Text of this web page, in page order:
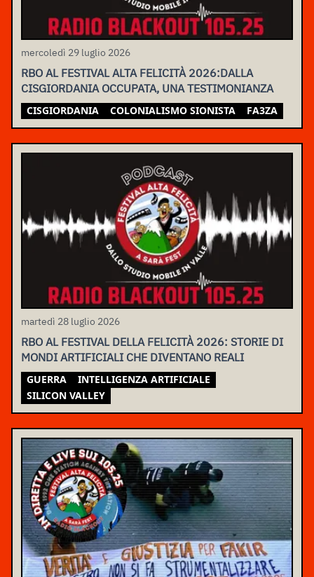
mercoledì 29 luglio 2026
RBO AL FESTIVAL ALTA FELICITÀ 2026:DALLA
CISGIORDANIA OCCUPATA, UNA TESTIMONIANZA
CISGIORDANIA COLONIALISMO SIONISTA FA3ZA
martedì 28 luglio 2026
RBO AL FESTIVAL DELLA FELICITÀ 2026: STORIE DI
MONDI ARTIFICIALI CHE DIVENTANO REALI
GUERRA
INTELLIGENZA ARTIFICIALE
SILICON VALLEY